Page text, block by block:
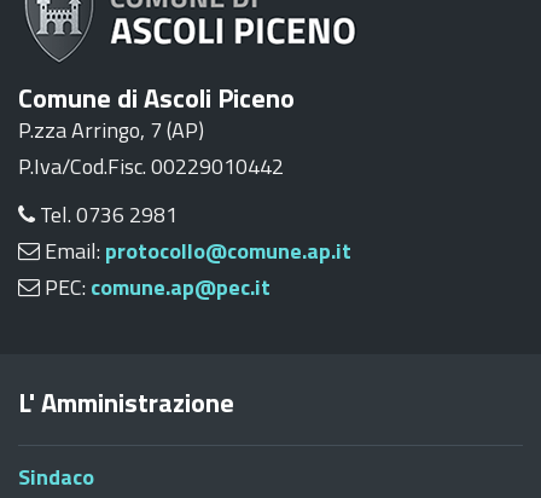
Comune di Ascoli Piceno
P.zza Arringo, 7 (AP)
P.Iva/Cod.Fisc. 00229010442
Tel. 0736 2981
Email: protocollo@comune.ap.it
PEC: comune.ap@pec.it
L' Amministrazione
Sindaco